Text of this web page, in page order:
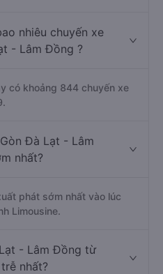
nhiêu chuyến xe
- Lâm Đồng ?
có khoảng 844 chuyến xe
Đà Lạt - Lâm
nhất?
phát sớm nhất vào lúc
Limousine.
- Lâm Đồng từ
nhất?